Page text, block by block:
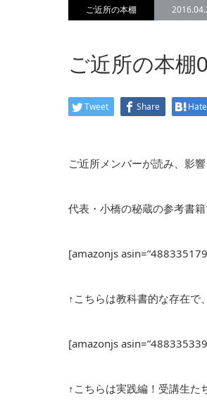
ご近所の本棚
ご近所の本棚
Tweet Share
ご近所メンバーが読み、影
代表・小橋の秘蔵の参考書籍
[amazonjs
↑こちらは教科書的な存在で、
[amazonjs
↑こちらは実践編！受講生た